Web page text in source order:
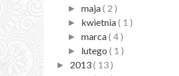
►maja( 2 )
► kwietnia( 1 )
►marca( 4 )
► lutego( 1 )
► 2013( 13 )